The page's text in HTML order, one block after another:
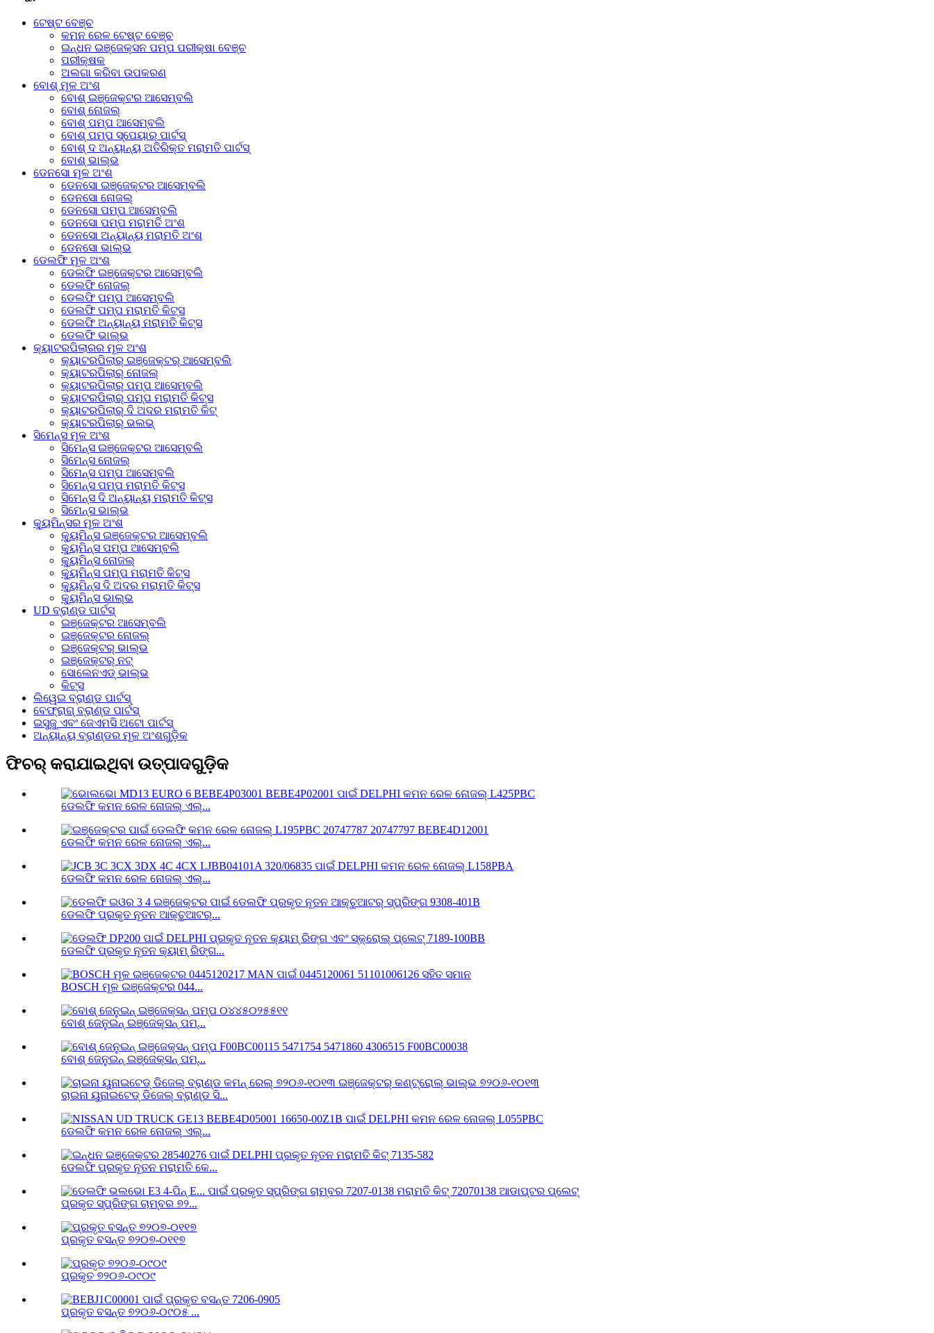
ଟେଷ୍ଟ ବେଞ୍ଚ
କମନ ରେଳ ଟେଷ୍ଟ ବେଞ୍ଚ
ଇନ୍ଧନ ଇଞ୍ଜେକ୍ସନ ପମ୍ପ ପରୀକ୍ଷା ବେଞ୍ଚ
ପରୀକ୍ଷକ
ଅଲଗା କରିବା ଉପକରଣ
ବୋଶ୍ ମୂଳ ଅଂଶ
ବୋଶ୍ ଇଞ୍ଜେକ୍ଟର ଆସେମ୍ବଲି
ବୋଶ୍ ନୋଜଲ୍
ବୋଶ୍ ପମ୍ପ ଆସେମ୍ବଲି
ବୋଶ୍ ପମ୍ପ ସ୍ପେୟାର୍ ପାର୍ଟସ୍
ବୋଶ୍ ଦ ଅନ୍ୟାନ୍ୟ ଅତିରିକ୍ତ ମରାମତି ପାର୍ଟସ୍
ବୋଶ୍ ଭାଲ୍ଭ
ଡେନସୋ ମୂଳ ଅଂଶ
ଡେନସୋ ଇଞ୍ଜେକ୍ଟର ଆସେମ୍ବଲି
ଡେନସୋ ନୋଜଲ୍
ଡେନସୋ ପମ୍ପ ଆସେମ୍ବଲି
ଡେନସୋ ପମ୍ପ ମରାମତି ଅଂଶ
ଡେନସୋ ଅନ୍ୟାନ୍ୟ ମରାମତି ଅଂଶ
ଡେନସୋ ଭାଲ୍ଭ
ଡେଲଫି ମୂଳ ଅଂଶ
ଡେଲଫି ଇଞ୍ଜେକ୍ଟର ଆସେମ୍ବଲି
ଡେଲଫି ନୋଜଲ୍
ଡେଲଫି ପମ୍ପ ଆସେମ୍ବଲି
ଡେଲଫି ପମ୍ପ ମରାମତି କିଟ୍ସ
ଡେଲଫି ଅନ୍ୟାନ୍ୟ ମରାମତି କିଟ୍ସ
ଡେଲଫି ଭାଲ୍ଭ
କ୍ୟାଟରପିଲାରର ମୂଳ ଅଂଶ
କ୍ୟାଟରପିଲାର୍ ଇଞ୍ଜେକ୍ଟର୍ ଆସେମ୍ବଲି
କ୍ୟାଟରପିଲାର୍ ନୋଜଲ୍
କ୍ୟାଟରପିଲାର୍ ପମ୍ପ ଆସେମ୍ବଲି
କ୍ୟାଟରପିଲାର୍ ପମ୍ପ ମରାମତି କିଟ୍ସ
କ୍ୟାଟରପିଲାର୍ ଦି ଅଦର ମରାମତି କିଟ୍
କ୍ୟାଟରପିଲାର୍ ଭଲଭ୍
ସିମେନ୍ସ ମୂଳ ଅଂଶ
ସିମେନ୍ସ ଇଞ୍ଜେକ୍ଟର ଆସେମ୍ବଲି
ସିମେନ୍ସ ନୋଜଲ୍
ସିମେନ୍ସ ପମ୍ପ ଆସେମ୍ବଲି
ସିମେନ୍ସ ପମ୍ପ ମରାମତି କିଟ୍ସ
ସିମେନ୍ସ ଦି ଅନ୍ୟାନ୍ୟ ମରାମତି କିଟ୍ସ
ସିମେନ୍ସ ଭାଲ୍ଭ
କ୍ୟୁମିନ୍ସର ମୂଳ ଅଂଶ
କ୍ୟୁମିନ୍ସ ଇଞ୍ଜେକ୍ଟର ଆସେମ୍ବଲି
କ୍ୟୁମିନ୍ସ ପମ୍ପ ଆସେମ୍ବଲି
କ୍ୟୁମିନ୍ସ ନୋଜଲ୍
କ୍ୟୁମିନ୍ସ ପମ୍ପ ମରାମତି କିଟ୍ସ
କ୍ୟୁମିନ୍ସ ଦି ଅଦର ମରାମତି କିଟ୍ସ
କ୍ୟୁମିନ୍ସ ଭାଲ୍ଭ
UD ବ୍ରାଣ୍ଡ ପାର୍ଟସ୍
ଇଞ୍ଜେକ୍ଟର ଆସେମ୍ବଲି
ଇଞ୍ଜେକ୍ଟର ନୋଜଲ୍
ଇଞ୍ଜେକ୍ଟର୍ ଭାଲ୍ଭ
ଇଞ୍ଜେକ୍ଟର୍ ନଟ୍
ସୋଲେନଏଡ୍ ଭାଲ୍ଭ
କିଟ୍ସ
ଲିୱେଇ ବ୍ରାଣ୍ଡ ପାର୍ଟସ୍
ବେଫ୍ରାଗ୍ ବ୍ରାଣ୍ଡ ପାର୍ଟସ୍
ଇସୁଜୁ ଏବଂ ଜେଏମସି ଅଟୋ ପାର୍ଟସ୍
ଅନ୍ୟାନ୍ୟ ବ୍ରାଣ୍ଡର ମୂଳ ଅଂଶଗୁଡ଼ିକ
ଫିଚର୍ କରାଯାଇଥିବା ଉତ୍ପାଦଗୁଡ଼ିକ
ଡେଲଫି କମନ ରେଳ ନୋଜଲ୍ ଏଲ୍...
ଡେଲଫି କମନ ରେଳ ନୋଜଲ୍ ଏଲ୍...
ଡେଲଫି କମନ ରେଳ ନୋଜଲ୍ ଏଲ୍...
ଡେଲଫି ପ୍ରକୃତ ନୂତନ ଆକ୍ଚୁଆଟର୍...
ଡେଲଫି ପ୍ରକୃତ ନୂତନ କ୍ୟାମ୍ ରିଙ୍ଗ...
BOSCH ମୂଳ ଇଞ୍ଜେକ୍ଟର 044...
ବୋଶ୍ ଜେନୁଇନ୍ ଇଞ୍ଜେକ୍ସନ୍ ପମ୍...
ବୋଶ୍ ଜେନୁଇନ୍ ଇଞ୍ଜେକ୍ସନ୍ ପମ୍...
ଚାଇନା ୟୁନାଇଟେଡ୍ ଡିଜେଲ୍ ବ୍ରାଣ୍ଡ ସି...
ଡେଲଫି କମନ ରେଳ ନୋଜଲ୍ ଏଲ୍...
ଡେଲଫି ପ୍ରକୃତ ନୂତନ ମରାମତି କେ...
ପ୍ରକୃତ ସ୍ପ୍ରିଙ୍ଗ ଚାମ୍ବର ୭୨...
ପ୍ରକୃତ ବସନ୍ତ ୭୨୦୭-୦୧୧୭
ପ୍ରକୃତ ୭୨୦୬-୦୯୦୯
ପ୍ରକୃତ ବସନ୍ତ ୭୨୦୬-୦୯୦୫ ...